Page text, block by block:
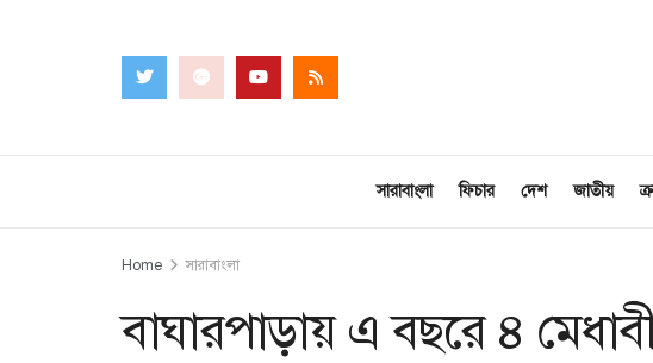
সারাবাংলা ফিচার দেশ জাতীয়
Home সারাবাংলা
বাঘারপাড়ায় এ বছরে ৪